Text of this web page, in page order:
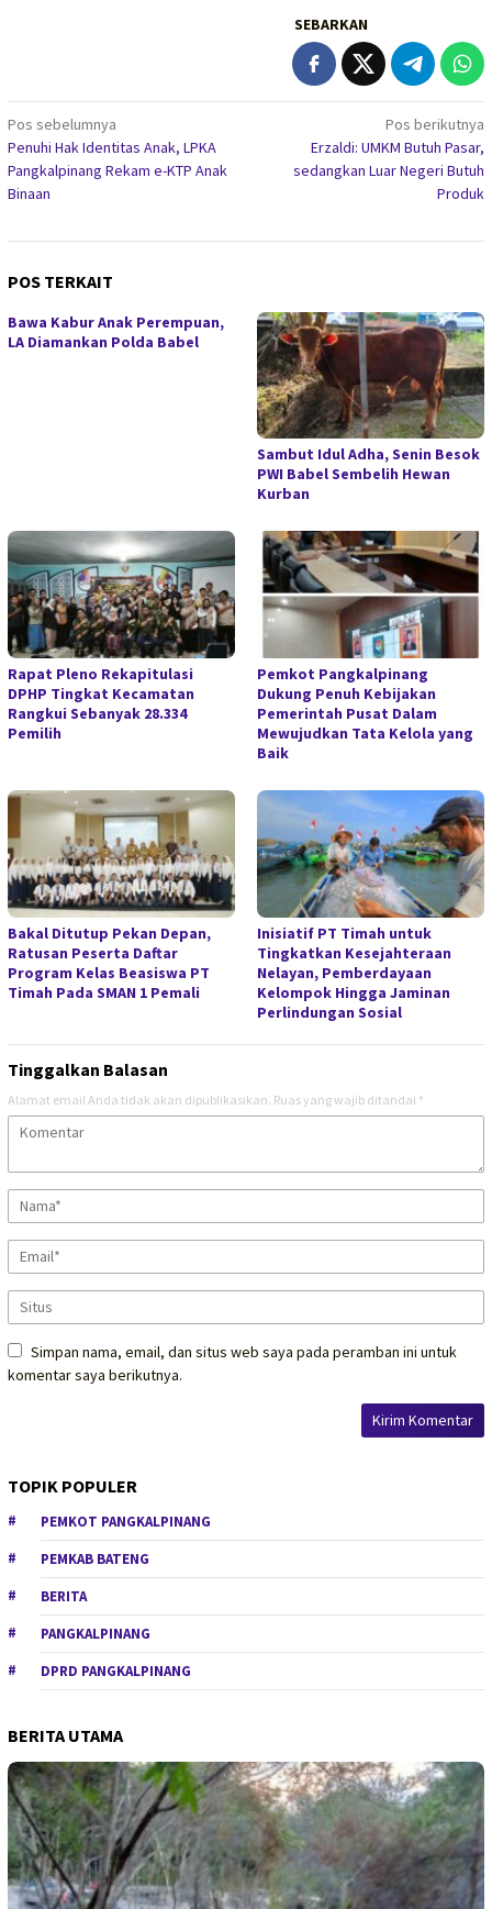
SEBARKAN
Navigasi
pos
Pos sebelumnya
Penuhi Hak Identitas Anak, LPKA
Pangkalpinang Rekam e-KTP Anak
Binaan
Pos berikutnya
Erzaldi: UMKM Butuh Pasar,
sedangkan Luar Negeri Butuh
Produk
POS TERKAIT
Bawa Kabur Anak Perempuan,
LA Diamankan Polda Babel
Sambut Idul Adha, Senin Besok
PWI Babel Sembelih Hewan
Kurban
Rapat Pleno Rekapitulasi
DPHP Tingkat Kecamatan
Rangkui Sebanyak 28.334
Pemilih
Pemkot Pangkalpinang
Dukung Penuh Kebijakan
Pemerintah Pusat Dalam
Mewujudkan Tata Kelola yang
Baik
Bakal Ditutup Pekan Depan,
Ratusan Peserta Daftar
Program Kelas Beasiswa PT
Timah Pada SMAN 1 Pemali
Inisiatif PT Timah untuk
Tingkatkan Kesejahteraan
Nelayan, Pemberdayaan
Kelompok Hingga Jaminan
Perlindungan Sosial
Tinggalkan Balasan
Alamat email Anda tidak akan dipublikasikan. Ruas yang wajib ditandai *
Simpan nama, email, dan situs web saya pada peramban ini untuk
komentar saya berikutnya.
TOPIK POPULER
PEMKOT PANGKALPINANG
PEMKAB BATENG
BERITA
PANGKALPINANG
DPRD PANGKALPINANG
BERITA UTAMA